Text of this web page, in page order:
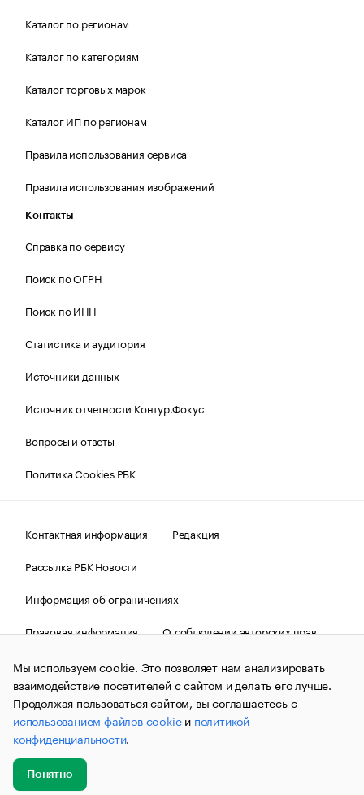
Каталог по регионам
Каталог по категориям
Каталог торговых марок
Каталог ИП по регионам
Правила использования сервиса
Правила использования изображений
Контакты
Справка по сервису
Поиск по ОГРН
Поиск по ИНН
Статистика и аудитория
Источники данных
Источник отчетности Контур.Фокус
Вопросы и ответы
Политика Cookies РБК
Контактная информация
Редакция
Рассылка РБК Новости
Информация об ограничениях
Правовая информация
О соблюдении авторских прав
© АО «РОСБИЗНЕСКОНСАЛТИНГ»,
и материалы информационного агентства «РБК»
(зарегистрировано Федеральной службой по надзору в сфере
связи, информационных технологий и массовых
коммуникаций (Роскомнадзор) 09.12.2015 за номером ИА
№ФС77-63848) сопровождаются пометкой «РБК». Отдельные
публикации могут содержать информацию,
companycardsfeedback@rbc.ru
Мы используем cookie. Это позволяет нам анализировать
взаимодействие посетителей с сайтом и делать его лучше.
Продолжая пользоваться сайтом, вы соглашаетесь с
использованием файлов cookieи политикой
конфиденциальности.
Понятно